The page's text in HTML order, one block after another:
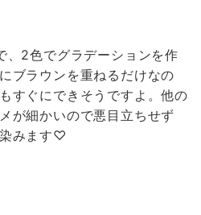
、2色でグラデーションを作
ブラウンを重ねるだけなの
すぐにできそうですよ。他の
が細かいので悪目立ちせず
みます♡